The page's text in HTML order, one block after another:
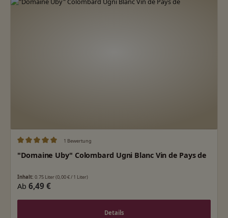
1 Bewertung
"Domaine Uby" Colombard Ugni Blanc Vin de Pays de
Inhalt: 0.75 Liter(0,00 € / 1 Liter)
Regulärer Preis:
Ab 6,49 €
Details